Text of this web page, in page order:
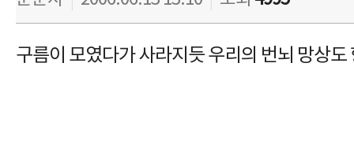
구름이 모였다가 사라지듯 우리의 번뇌 망상